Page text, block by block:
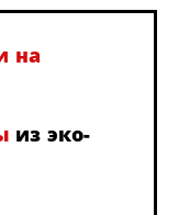
на
из эко-